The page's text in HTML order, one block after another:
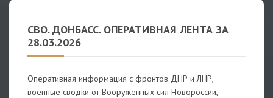
СВО. ДОНБАСС. ОПЕРАТИВНАЯ ЛЕНТА ЗА
28.03.2026
Оперативная информация с фронтов ДНР и ЛНР,
военные сводки от Вооруженных сил Новороссии,